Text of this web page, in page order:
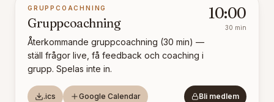
GRUPPCOACHNING
Gruppcoachning
Återkommande gruppcoachning (30 min) —
ställ frågor live, få feedback och coaching i
grupp. Spelas inte in.
10:00
30 min
.ics Google Calendar Bli medlem